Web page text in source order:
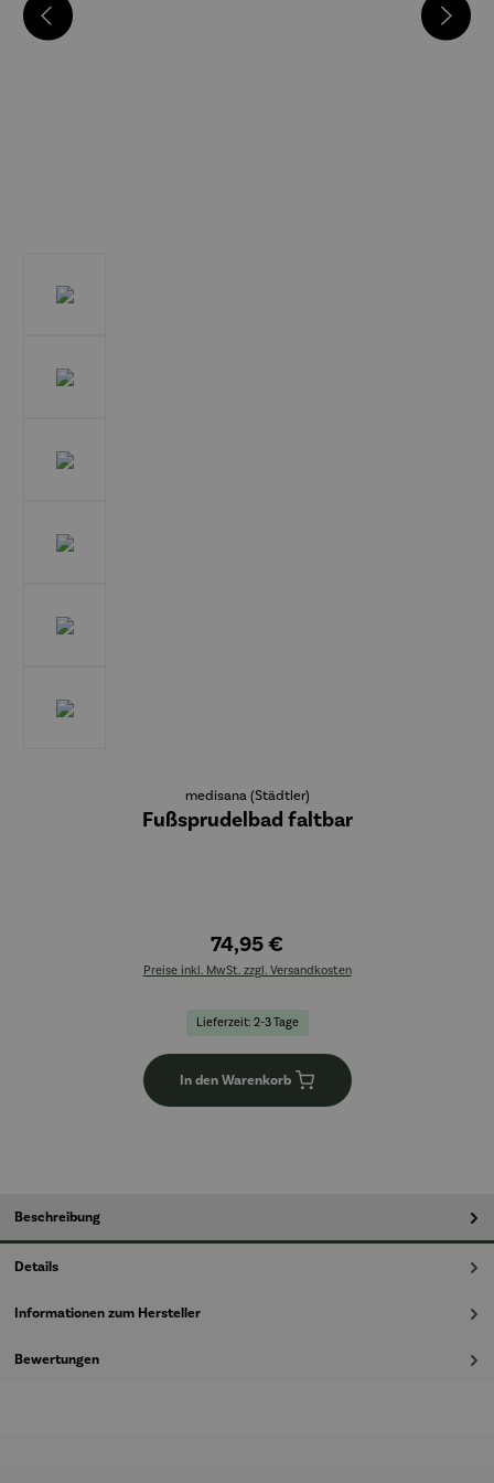
medisana (Städtler)
Fußsprudelbad faltbar
74,95 €
Preise inkl. MwSt. zzgl. Versandkosten
Lieferzeit: 2-3 Tage
In den Warenkorb
Beschreibung
Details
Informationen zum Hersteller
Bewertungen